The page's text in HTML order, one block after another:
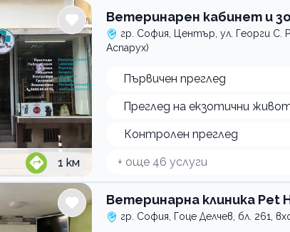
Опашен чар
1 км
Ветеринарен кабинет и
гр. София, Център, ул. Георги С.
Аспарух)
Първичен преглед
Преглед на екзотични
Контролен преглед
+ още 46 услуги
Ветеринарна клиника Pet
гр. София, Гоце Делчев, бл. 261,